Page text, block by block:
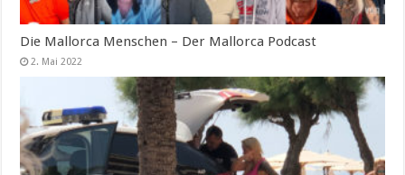
Die Mallorca Menschen – Der Mallorca Podcast
2. Mai 2022